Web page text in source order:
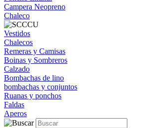
Campera Neopreno
Chaleco
Vestidos
Chalecos
Remeras y Camisas
Boinas y Sombreros
Calzado
Bombachas de lino
bombachas y conjuntos
Ruanas y ponchos
Faldas
Aperos